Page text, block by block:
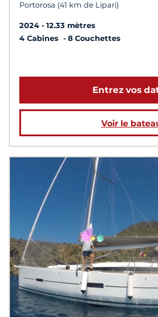
Portorosa (41 km de Lipari)
2024
12.33 mètres
4 Cabines
8 Couchettes
Entrez vos
Voir le